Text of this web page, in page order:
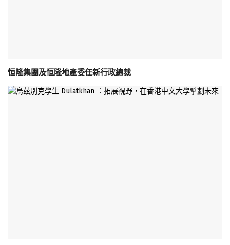
恒隆集團及恒隆地產委任新行政總裁